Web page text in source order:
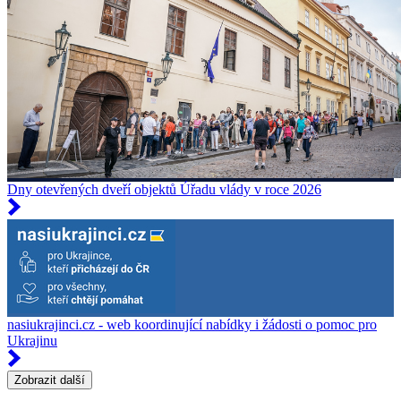
Dny otevřených dveří objektů Úřadu vlády v roce 2026
nasiukrajinci.cz - web koordinující nabídky i žádosti o pomoc pro
Ukrajinu
Zobrazit další